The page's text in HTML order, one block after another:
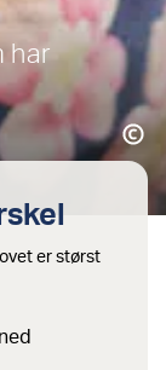
har
er størst